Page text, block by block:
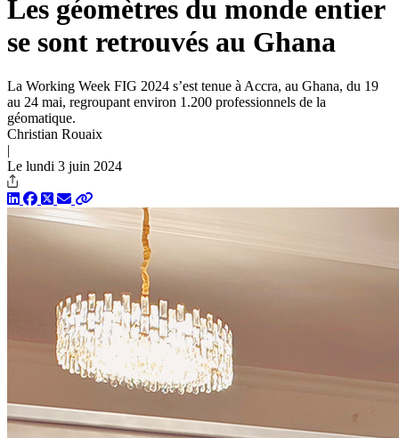
Les géomètres du monde entier
se sont retrouvés au Ghana
La Working Week FIG 2024 s’est tenue à Accra, au Ghana, du 19
au 24 mai, regroupant environ 1.200 professionnels de la
géomatique.
Christian Rouaix
|
Le lundi 3 juin 2024